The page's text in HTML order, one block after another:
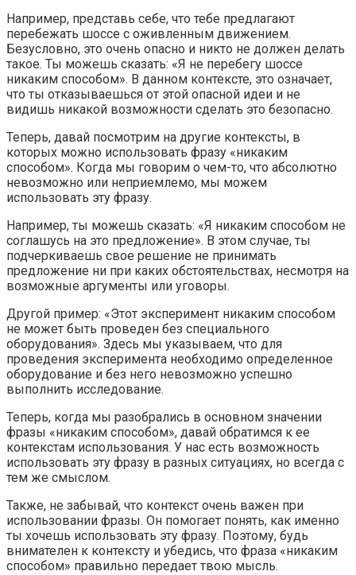
Например, представь себе, что тебе предлагают
перебежать шоссе с оживленным движением.
Безусловно, это очень опасно и никто не должен делать
такое. Ты можешь сказать: «Я не перебегу шоссе
никаким способом». В данном контексте, это означает,
что ты отказываешься от этой опасной идеи и не
видишь никакой возможности сделать это безопасно.
Теперь, давай посмотрим на другие контексты, в
которых можно использовать фразу «никаким
способом». Когда мы говорим о чем-то, что абсолютно
невозможно или неприемлемо, мы можем
использовать эту фразу.
Например, ты можешь сказать: «Я никаким способом не
соглашусь на это предложение». В этом случае, ты
подчеркиваешь свое решение не принимать
предложение ни при каких обстоятельствах, несмотря на
возможные аргументы или уговоры.
Другой пример: «Этот эксперимент никаким способом
не может быть проведен без специального
оборудования». Здесь мы указываем, что для
проведения эксперимента необходимо определенное
оборудование и без него невозможно успешно
выполнить исследование.
Теперь, когда мы разобрались в основном значении
фразы «никаким способом», давай обратимся к ее
контекстам использования. У нас есть возможность
использовать эту фразу в разных ситуациях, но всегда с
тем же смыслом.
Также, не забывай, что контекст очень важен при
использовании фразы. Он помогает понять, как именно
ты хочешь использовать эту фразу. Поэтому, будь
внимателен к контексту и убедись, что фраза «никаким
способом» правильно передает твою мысль.